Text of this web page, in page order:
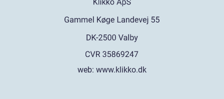
web: www.klikko.dk